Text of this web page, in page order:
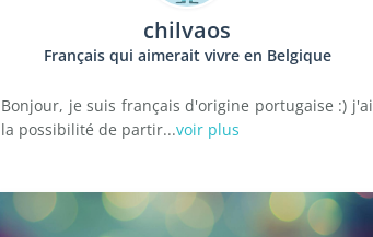
chilvaos
Français qui aimerait vivre en Belgique
Bonjour, je suis français d'origine portugaise :) j'ai
la possibilité de partir...voir plus